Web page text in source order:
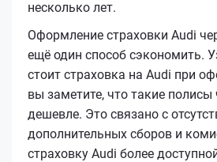
несколько лет.
Оформление страховки Audi
ещё один способ сэкономить.
стоит страховка на Audi при
вы заметите, что такие полисы
дешевле. Это связано с
дополнительных сборов и
страховку Audi более